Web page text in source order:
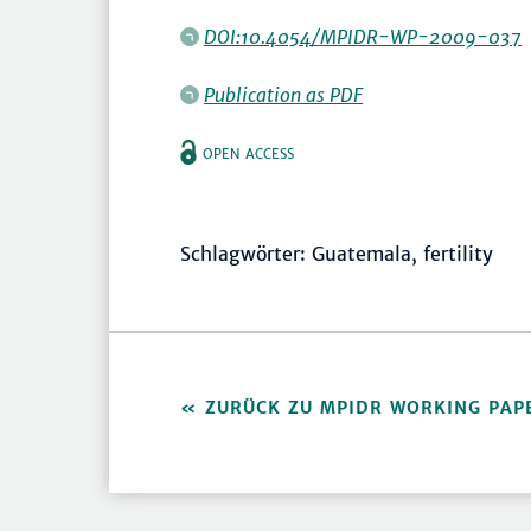
DOI:10.4054/MPIDR-WP-2009-037
Publication as PDF
OPEN ACCESS
Schlagwörter: Guatemala, fertility
ZURÜCK ZU MPIDR WORKING